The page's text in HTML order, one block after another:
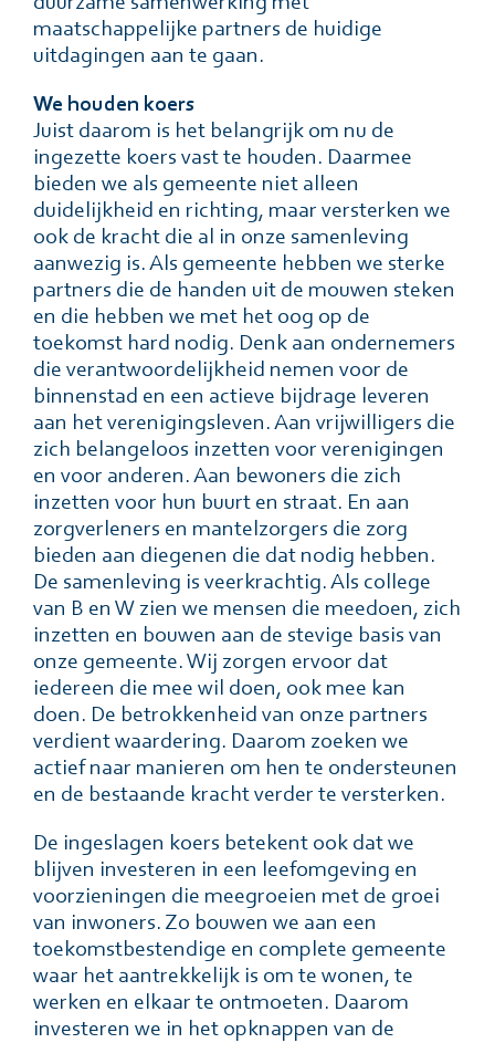
maatschappelijke partners de huidige
uitdagingen aan te gaan.
We houden koers
Juist daarom is het belangrijk om nu de
ingezette koers vast te houden. Daarmee
bieden we als gemeente niet alleen
duidelijkheid en richting, maar versterken we
ook de kracht die al in onze samenleving
aanwezig is. Als gemeente hebben we sterke
partners die de handen uit de mouwen steken
en die hebben we met het oog op de
toekomst hard nodig. Denk aan ondernemers
die verantwoordelijkheid nemen voor de
binnenstad en een actieve bijdrage leveren
aan het verenigingsleven. Aan vrijwilligers die
zich belangeloos inzetten voor verenigingen
en voor anderen. Aan bewoners die zich
inzetten voor hun buurt en straat. En aan
zorgverleners en mantelzorgers die zorg
bieden aan diegenen die dat nodig hebben.
De samenleving is veerkrachtig. Als college
van B en W zien we mensen die meedoen, zich
inzetten en bouwen aan de stevige basis van
onze gemeente. Wij zorgen ervoor dat
iedereen die mee wil doen, ook mee kan
doen. De betrokkenheid van onze partners
verdient waardering. Daarom zoeken we
actief naar manieren om hen te ondersteunen
en de bestaande kracht verder te versterken.
De ingeslagen koers betekent ook dat we
blijven investeren in een leefomgeving en
voorzieningen die meegroeien met de groei
van inwoners. Zo bouwen we aan een
toekomstbestendige en complete gemeente
waar het aantrekkelijk is om te wonen, te
werken en elkaar te ontmoeten. Daarom
investeren we in het opknappen van de